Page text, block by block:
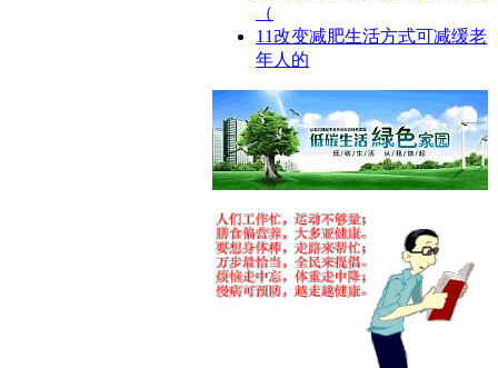
（
11改变减肥生活方式可减缓老
年人的